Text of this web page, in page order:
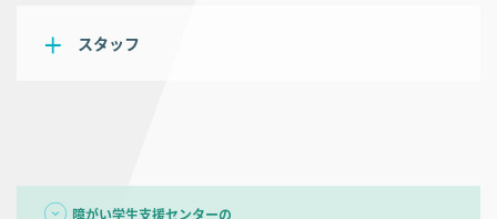
スタッフ
障がい学生支援センターの